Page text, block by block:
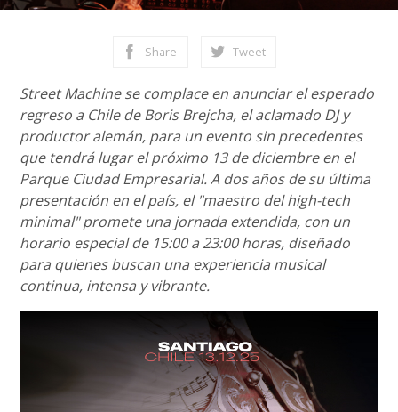
Share Tweet
Street Machine se complace en anunciar el esperado
regreso a Chile de Boris Brejcha, el aclamado DJ y
productor alemán, para un evento sin precedentes
que tendrá lugar el próximo 13 de diciembre en el
Parque Ciudad Empresarial. A dos años de su última
presentación en el país, el "maestro del high-tech
minimal" promete una jornada extendida, con un
horario especial de 15:00 a 23:00 horas, diseñado
para quienes buscan una experiencia musical
continua, intensa y vibrante.